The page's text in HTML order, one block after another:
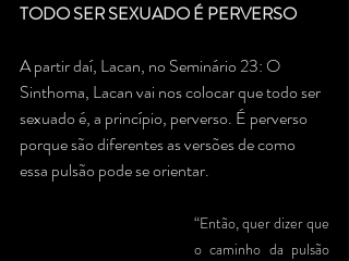
TODO SER SEXUADO É PERVERSO
A partir daí, Lacan, no Seminário 23: O
Sinthoma, Lacan vai nos colocar que todo ser
sexuado é, a princípio, perverso. É perverso
porque são diferentes as versões de como
essa pulsão pode se orientar.
“Então, quer dizer que
o caminho da pulsão